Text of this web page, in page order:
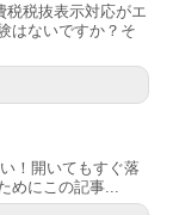
税税抜表示対応がエ
はないですか？そ
！開いてもすぐ落
めにこの記事...